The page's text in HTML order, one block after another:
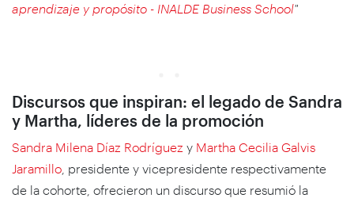
aprendizaje y propósito - INALDE Business School"
Discursos que inspiran: el legado de Sandra
y Martha, líderes de la promoción
Sandra Milena Díaz Rodríguez y Martha Cecilia Galvis
Jaramillo , presidente y vicepresidente respectivamente
de la cohorte, ofrecieron un discurso que resumió la